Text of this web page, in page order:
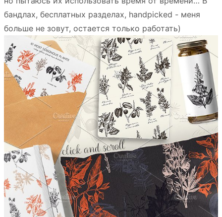
бандлах, бесплатных разделах, handpicked - меня
больше не зовут, остается только работать)